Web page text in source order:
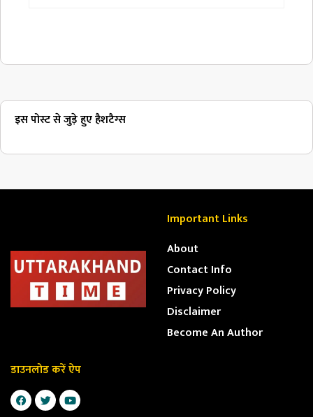
इस पोस्ट से जुड़े हुए हैशटैग्स
Important Links
About
Contact Info
Privacy Policy
Disclaimer
Become An Author
डाउनलोड करें ऐप